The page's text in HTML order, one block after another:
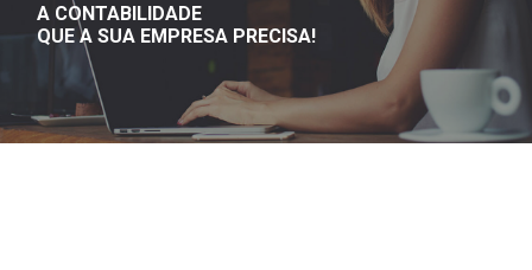
A CONTABILIDADE
QUE A SUA EMPRESA PRECISA!